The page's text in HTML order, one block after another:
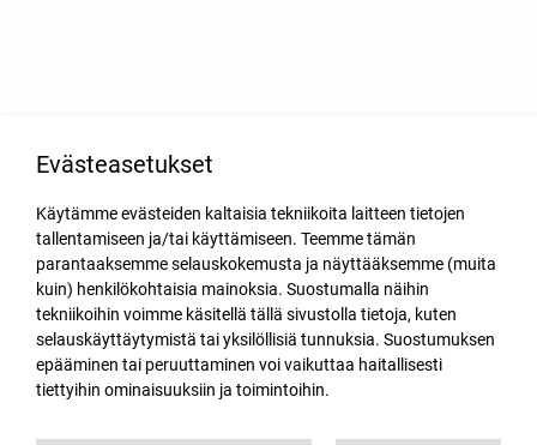
Evästeasetukset
Käytämme evästeiden kaltaisia tekniikoita laitteen tietojen
tallentamiseen ja/tai käyttämiseen. Teemme tämän
parantaaksemme selauskokemusta ja näyttääksemme (muita
kuin) henkilökohtaisia mainoksia. Suostumalla näihin
tekniikoihin voimme käsitellä tällä sivustolla tietoja, kuten
selauskäyttäytymistä tai yksilöllisiä tunnuksia. Suostumuksen
epääminen tai peruuttaminen voi vaikuttaa haitallisesti
tiettyihin ominaisuuksiin ja toimintoihin.